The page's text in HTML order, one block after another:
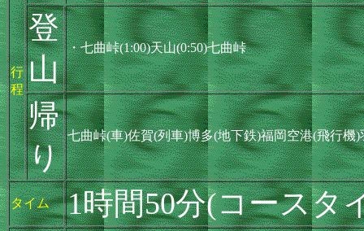
行
程
登
山
・七曲峠(1:00)天山(0:50)七曲峠
帰
り
七曲峠(車)佐賀(列車)博多(地下鉄)福岡空港(飛行機)
タイム 1時間50分(コースタ